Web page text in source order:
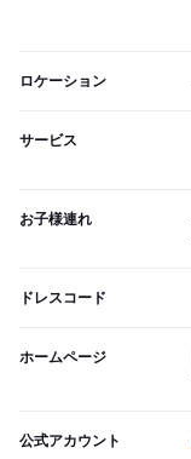
ロケーション
サービス
お子様連れ
ドレスコード
ホームページ
公式アカウント